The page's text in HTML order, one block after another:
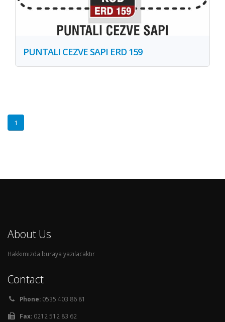
PUNTALI CEZVE SAPI ERD 159
1
About Us
Hakkımızda buraya yazılacaktır
Contact
Phone: 0535 403 86 81
Fax: 0212 512 83 62